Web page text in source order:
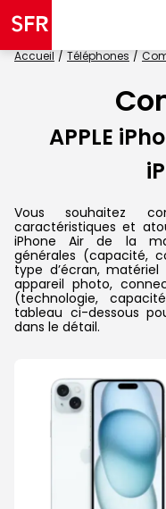
Accueil Téléphones
APPLE
Vous souhaitez
caractéristiques et
iPhone Air de la
générales (capacité,
type d’écran,
appareil photo,
(technologie,
tableau ci-dessous
dans le détail.